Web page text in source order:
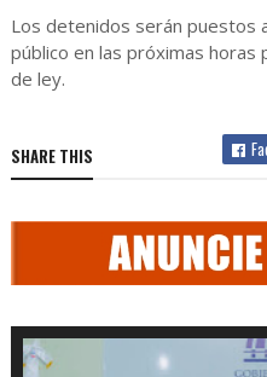
Los detenidos serán puestos
público en las próximas
de ley.
SHARE THIS